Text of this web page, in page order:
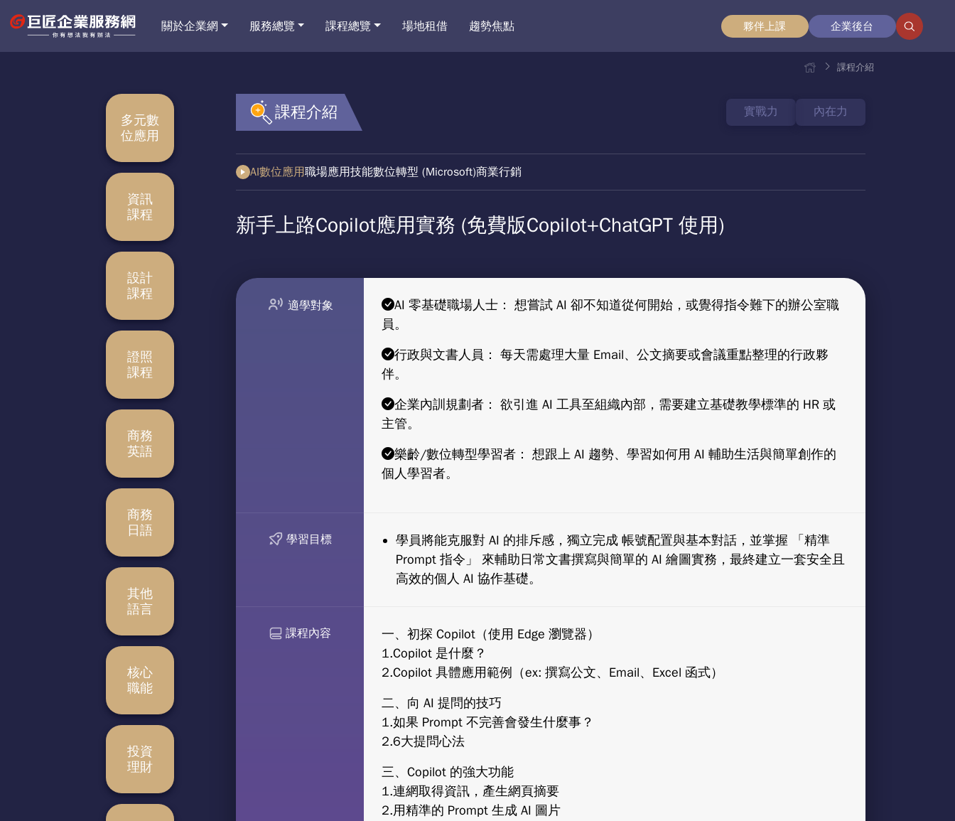
關於企業網 服務總覽 課程總覽 場地租借 趨勢焦點 夥伴上課 企業後台
課程介紹
多元數
位應用
資訊
課程
設計
課程
證照
課程
商務
英語
商務
日語
其他
語言
核心
職能
投資
理財
課程介紹 實戰力 內在力
AI數位應用職場應用技能數位轉型 (Microsoft)商業行銷
新手上路Copilot應用實務 (免費版Copilot+ChatGPT 使用)
適學對象
AI 零基礎職場人士： 想嘗試 AI 卻不知道從何開始，或覺得指令難下的辦公室職
員。
行政與文書人員： 每天需處理大量 Email、公文摘要或會議重點整理的行政夥
伴。
企業內訓規劃者： 欲引進 AI 工具至組織內部，需要建立基礎教學標準的 HR 或
主管。
樂齡/數位轉型學習者： 想跟上 AI 趨勢、學習如何用 AI 輔助生活與簡單創作的
個人學習者。
學習目標
學員將能克服對 AI 的排斥感，獨立完成 帳號配置與基本對話，並掌握 「精準
Prompt 指令」 來輔助日常文書撰寫與簡單的 AI 繪圖實務，最終建立一套安全且
高效的個人 AI 協作基礎。
課程內容
一、初探 Copilot（使用 Edge 瀏覽器）
1.Copilot 是什麼？
2.Copilot 具體應用範例（ex: 撰寫公文、Email、Excel 函式）
二、向 AI 提問的技巧
1.如果 Prompt 不完善會發生什麼事？
2.6大提問心法
三、Copilot 的強大功能
1.連網取得資訊，產生網頁摘要
2.用精準的 Prompt 生成 AI 圖片